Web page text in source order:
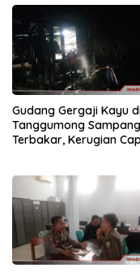
Gudang Gergaji Kayu
Tanggumong Sampang
Terbakar, Kerugian